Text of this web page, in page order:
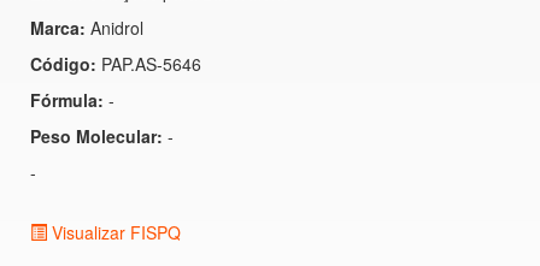
Marca: Anidrol
Código: PAP.AS-5646
Fórmula: -
Peso Molecular: -
-
Visualizar FISPQ